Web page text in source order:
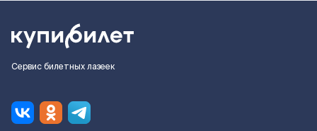
Сервис билетных лазеек